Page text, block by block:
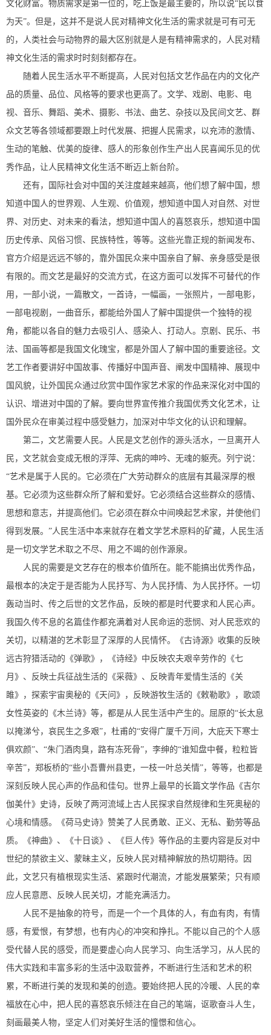
文化财富。物质需求是第一位的，吃上饭是最主要的，所以说“民以食
为天”。但是，这并不是说人民对精神文化生活的需求就是可有可无
的，人类社会与动物界的最大区别就是人是有精神需求的，人民对精
神文化生活的需求时时刻刻都存在。
随着人民生活水平不断提高，人民对包括文艺作品在内的文化产
品的质量、品位、风格等的要求也更高了。文学、戏剧、电影、电
视、音乐、舞蹈、美术、摄影、书法、曲艺、杂技以及民间文艺、群
众文艺等各领域都要跟上时代发展、把握人民需求，以充沛的激情、
生动的笔触、优美的旋律、感人的形象创作生产出人民喜闻乐见的优
秀作品，让人民精神文化生活不断迈上新台阶。
还有，国际社会对中国的关注度越来越高，他们想了解中国，想
知道中国人的世界观、人生观、价值观，想知道中国人对自然、对世
界、对历史、对未来的看法，想知道中国人的喜怒哀乐，想知道中国
历史传承、风俗习惯、民族特性，等等。这些光靠正规的新闻发布、
官方介绍是远远不够的，靠外国民众来中国亲自了解、亲身感受是很
有限的。而文艺是最好的交流方式，在这方面可以发挥不可替代的作
用，一部小说，一篇散文，一首诗，一幅画，一张照片，一部电影，
一部电视剧，一曲音乐，都能给外国人了解中国提供一个独特的视
角，都能以各自的魅力去吸引人、感染人、打动人。京剧、民乐、书
法、国画等都是我国文化瑰宝，都是外国人了解中国的重要途径。文
艺工作者要讲好中国故事、传播好中国声音、阐发中国精神、展现中
国风貌，让外国民众通过欣赏中国作家艺术家的作品来深化对中国的
认识、增进对中国的了解。要向世界宣传推介我国优秀文化艺术，让
国外民众在审美过程中感受魅力，加深对中华文化的认识和理解。
第二，文艺需要人民。人民是文艺创作的源头活水，一旦离开人
民，文艺就会变成无根的浮萍、无病的呻吟、无魂的躯壳。列宁说：
“艺术是属于人民的。它必须在广大劳动群众的底层有其最深厚的根
基。它必须为这些群众所了解和爱好。它必须结合这些群众的感情、
思想和意志，并提高他们。它必须在群众中间唤起艺术家，并使他们
得到发展。”人民生活中本来就存在着文学艺术原料的矿藏，人民生活
是一切文学艺术取之不尽、用之不竭的创作源泉。
人民的需要是文艺存在的根本价值所在。能不能搞出优秀作品，
最根本的决定于是否能为人民抒写、为人民抒情、为人民抒怀。一切
轰动当时、传之后世的文艺作品，反映的都是时代要求和人民心声。
我国久传不息的名篇佳作都充满着对人民命运的悲悯、对人民悲欢的
关切，以精湛的艺术彰显了深厚的人民情怀。《古诗源》收集的反映
远古狩猎活动的《弹歌》，《诗经》中反映农夫艰辛劳作的《七
月》、反映士兵征战生活的《采薇》、反映青年爱情生活的《关
雎》，探索宇宙奥秘的《天问》，反映游牧生活的《敕勒歌》，歌颂
女性英姿的《木兰诗》等，都是从人民生活中产生的。屈原的“长太息
以掩涕兮，哀民生之多艰”，杜甫的“安得广厦千万间，大庇天下寒士
俱欢颜”、“朱门酒肉臭，路有冻死骨”，李绅的“谁知盘中餐，粒粒皆
辛苦”，郑板桥的“些小吾曹州县吏，一枝一叶总关情”，等等，也都是
深刻反映人民心声的作品和佳句。世界上最早的长篇文学作品《吉尔
伽美什》史诗，反映了两河流域上古人民探求自然规律和生死奥秘的
心境和情感。《荷马史诗》赞美了人民勇敢、正义、无私、勤劳等品
质。《神曲》、《十日谈》、《巨人传》等作品的主要内容是反对中
世纪的禁欲主义、蒙昧主义，反映人民对精神解放的热切期待。因
此，文艺只有植根现实生活、紧跟时代潮流，才能发展繁荣；只有顺
应人民意愿、反映人民关切，才能充满活力。
人民不是抽象的符号，而是一个一个具体的人，有血有肉，有情
感，有爱恨，有梦想，也有内心的冲突和挣扎。不能以自己的个人感
受代替人民的感受，而是要虚心向人民学习、向生活学习，从人民的
伟大实践和丰富多彩的生活中汲取营养，不断进行生活和艺术的积
累，不断进行美的发现和美的创造。要始终把人民的冷暖、人民的幸
福放在心中，把人民的喜怒哀乐倾注在自己的笔端，讴歌奋斗人生，
刻画最美人物，坚定人们对美好生活的憧憬和信心。